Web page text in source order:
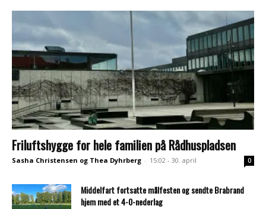
Friluftshygge for hele familien på Rådhuspladsen
Sasha Christensen og Thea Dyhrberg - 15:02 - 30. april 0
Middelfart fortsatte målfesten og sendte Brabrand
hjem med et 4-0-nederlag